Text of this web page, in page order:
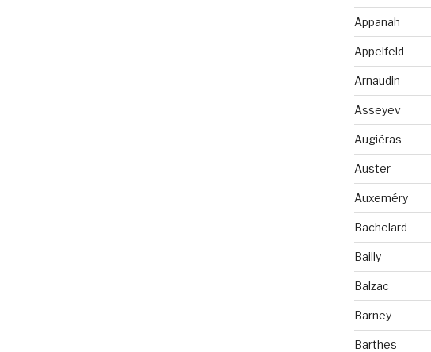
Appanah
Appelfeld
Arnaudin
Asseyev
Augiéras
Auster
Auxeméry
Bachelard
Bailly
Balzac
Barney
Barthes